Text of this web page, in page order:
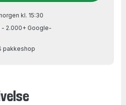
kl. 15:30
- 2.000+ Google-
pakkeshop